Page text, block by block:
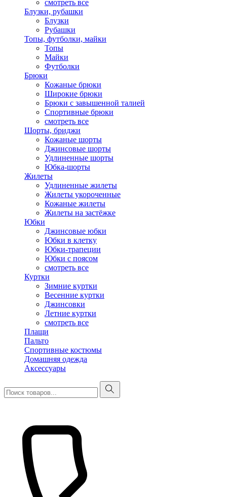
смотреть все
Блузки, рубашки
Блузки
Рубашки
Топы, футболки, майки
Топы
Майки
Футболки
Брюки
Кожаные брюки
Широкие брюки
Брюки с завышенной талией
Спортивные брюки
смотреть все
Шорты, бриджи
Кожаные шорты
Джинсовые шорты
Удлиненные шорты
Юбка-шорты
Жилеты
Удлиненные жилеты
Жилеты укороченные
Кожаные жилеты
Жилеты на застёжке
Юбки
Джинсовые юбки
Юбки в клетку
Юбки-трапеции
Юбки с поясом
смотреть все
Куртки
Зимние куртки
Весенние куртки
Джинсовки
Летние куртки
смотреть все
Плащи
Пальто
Спортивные костюмы
Домашняя одежда
Аксессуары